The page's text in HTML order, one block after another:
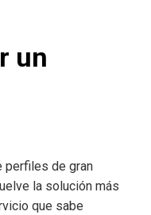
un
perfiles de gran
la solución más
que sabe